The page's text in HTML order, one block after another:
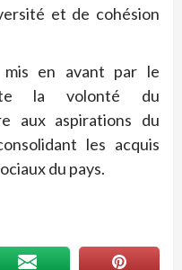
et de cohésion
mis en avant par le
la volonté du
aux aspirations du
les acquis
du pays.